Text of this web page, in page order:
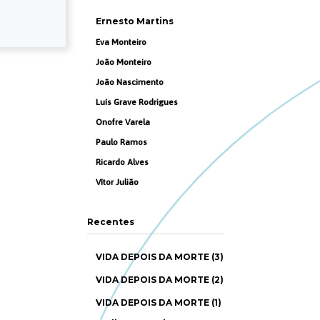
Ernesto Martins
Eva Monteiro
João Monteiro
João Nascimento
Luís Grave Rodrigues
Onofre Varela
Paulo Ramos
Ricardo Alves
Vítor Julião
Recentes
VIDA DEPOIS DA MORTE (3)
VIDA DEPOIS DA MORTE (2)
VIDA DEPOIS DA MORTE (1)